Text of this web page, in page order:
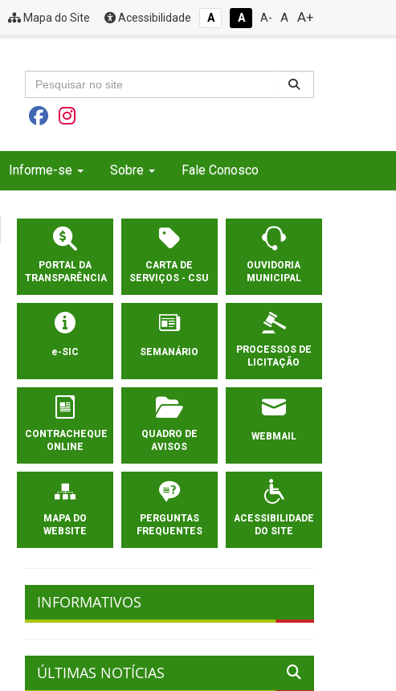
Mapa do Site Acessibilidade A A A- A A+
Informe-se Sobre Fale Conosco
PORTAL DA
TRANSPARÊNCIA
CARTA DE
SERVIÇOS - CSU
OUVIDORIA
MUNICIPAL
e-SIC SEMANÁRIO
PROCESSOS DE
LICITAÇÃO
CONTRACHEQUE
ONLINE
QUADRO DE
AVISOS
WEBMAIL
MAPA DO
WEBSITE
PERGUNTAS
FREQUENTES
ACESSIBILIDADE
DO SITE
INFORMATIVOS
ÚLTIMAS NOTÍCIAS